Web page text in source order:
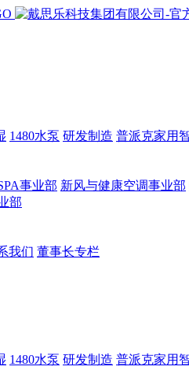
1480水泵 研发制造 普派克家用
事业部 新风与健康空调事业部
部
我们 董事长专栏
1480水泵 研发制造 普派克家用